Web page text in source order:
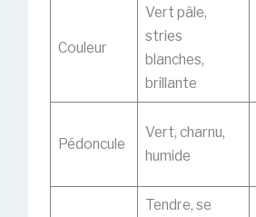
Couleur
Vert pâle,
stries
blanches,
brillante
Pédoncule
Vert, charnu,
humide
Tendre, se